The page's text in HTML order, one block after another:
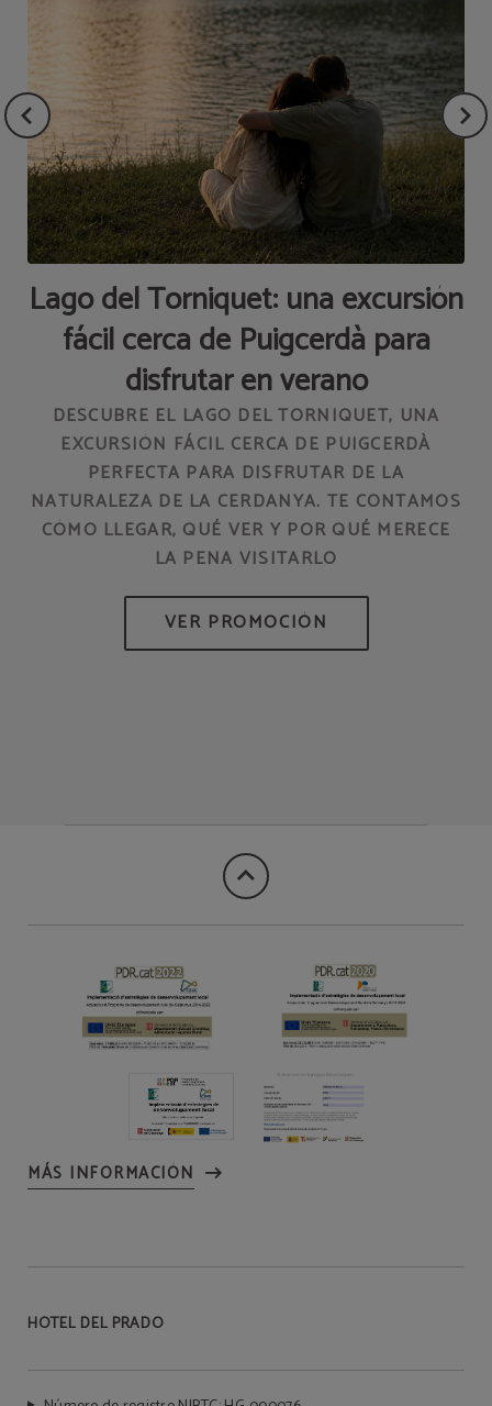
Lago del Torniquet: una excursión
fácil cerca de Puigcerdà para
disfrutar en verano
DESCUBRE EL LAGO DEL TORNIQUET, UNA
EXCURSIÓN FÁCIL CERCA DE PUIGCERDÀ
PERFECTA PARA DISFRUTAR DE LA
NATURALEZA DE LA CERDANYA. TE CONTAMOS
CÓMO LLEGAR, QUÉ VER Y POR QUÉ MERECE
LA PENA VISITARLO
MÁS INFORMACIÓN
HOTEL DEL PRADO